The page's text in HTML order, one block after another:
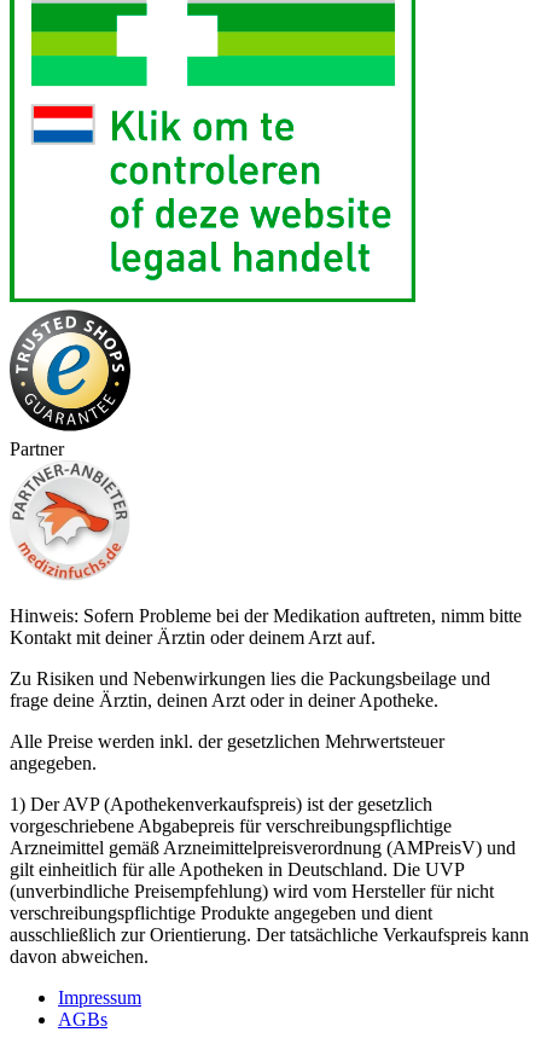
Partner
Hinweis: Sofern Probleme bei der Medikation auftreten, nimm bitte
Kontakt mit deiner Ärztin oder deinem Arzt auf.
Zu Risiken und Nebenwirkungen lies die Packungsbeilage und
frage deine Ärztin, deinen Arzt oder in deiner Apotheke.
Alle Preise werden inkl. der gesetzlichen Mehrwertsteuer
angegeben.
1) Der AVP (Apothekenverkaufspreis) ist der gesetzlich
vorgeschriebene Abgabepreis für verschreibungspflichtige
Arzneimittel gemäß Arzneimittelpreisverordnung (AMPreisV) und
gilt einheitlich für alle Apotheken in Deutschland. Die UVP
(unverbindliche Preisempfehlung) wird vom Hersteller für nicht
verschreibungspflichtige Produkte angegeben und dient
ausschließlich zur Orientierung. Der tatsächliche Verkaufspreis kann
davon abweichen.
Impressum
AGBs